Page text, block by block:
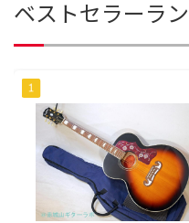
ベストセラーラ